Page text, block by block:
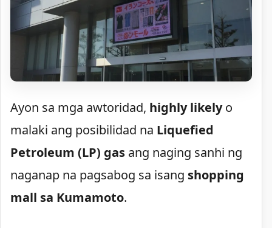
Ayon sa mga awtoridad, highly likelyo
malaki ang posibilidad na Liquefied
Petroleum (LP) gas ang naging sanhi ng
naganap na pagsabog sa isang shopping
mall sa Kumamoto.